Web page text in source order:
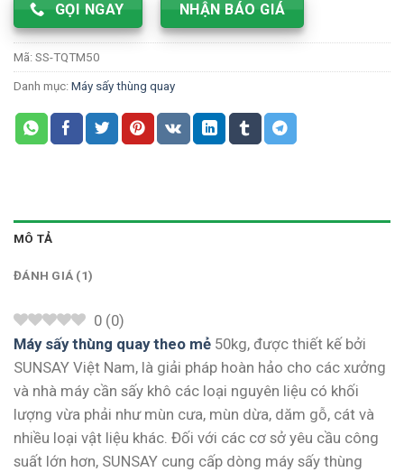
GỌI NGAY NHẬN BÁO GIÁ
Mã: SS-TQTM50
Danh mục: Máy sấy thùng quay
MÔ TẢ
ĐÁNH GIÁ (1)
0 (0)
Máy sấy thùng quay theo mẻ 50kg, được thiết kế bởi
SUNSAY Việt Nam, là giải pháp hoàn hảo cho các xưởng
và nhà máy cần sấy khô các loại nguyên liệu có khối
lượng vừa phải như mùn cưa, mùn dừa, dăm gỗ, cát và
nhiều loại vật liệu khác. Đối với các cơ sở yêu cầu công
suất lớn hơn, SUNSAY cung cấp dòng máy sấy thùng